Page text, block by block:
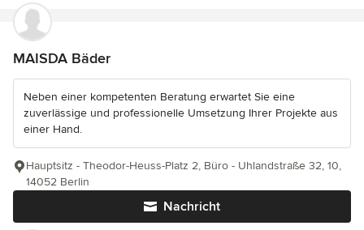
MAISDA Bäder
Neben einer kompetenten Beratung erwartet Sie eine
zuverlässige und professionelle Umsetzung Ihrer Projekte aus
einer Hand.
Nachricht
Hauptsitz - Theodor-Heuss-Platz 2, Büro - Uhlandstraße 32, 10,
14052 Berlin